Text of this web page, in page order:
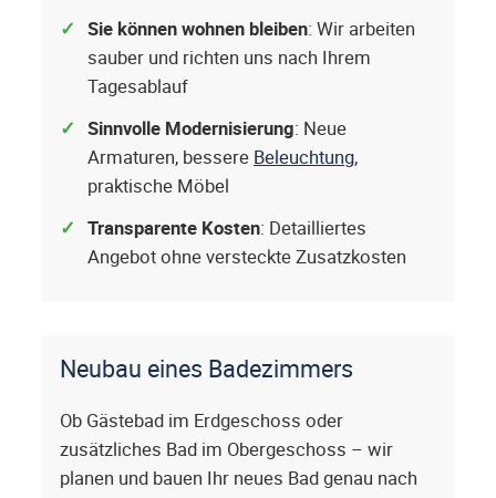
Sie können wohnen bleiben: Wir arbeiten
sauber und richten uns nach Ihrem
Tagesablauf
Sinnvolle Modernisierung: Neue
Armaturen, bessere Beleuchtung,
praktische Möbel
Transparente Kosten: Detailliertes
Angebot ohne versteckte Zusatzkosten
Neubau eines Badezimmers
Ob Gästebad im Erdgeschoss oder
zusätzliches Bad im Obergeschoss – wir
planen und bauen Ihr neues Bad genau nach